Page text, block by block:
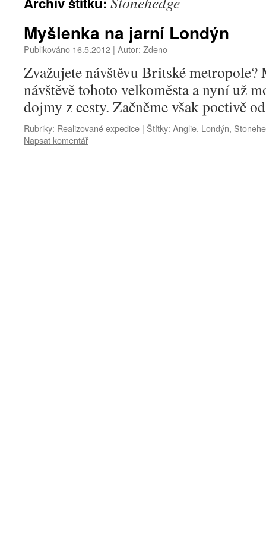
Myšlenka na jarní Londýn
Publikováno 16.5.2012 | Autor: Zdeno
Zvažujete návštěvu Britské
návštěvě tohoto velkoměsta a nyní už
dojmy z cesty. Začněme však poctivě
Rubriky: Realizované expedice | Štítky: Anglie, Londýn,
Napsat komentář